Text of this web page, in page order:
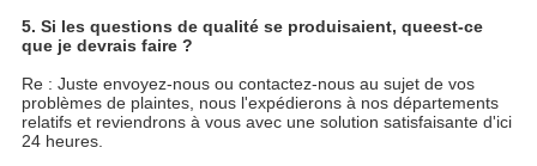
5. Si les questions de qualité se produisaient, queest-ce
que je devrais faire ?
Re : Juste envoyez-nous ou contactez-nous au sujet de vos
problèmes de plaintes, nous l'expédierons à nos départements
relatifs et reviendrons à vous avec une solution satisfaisante d'ici
24 heures.